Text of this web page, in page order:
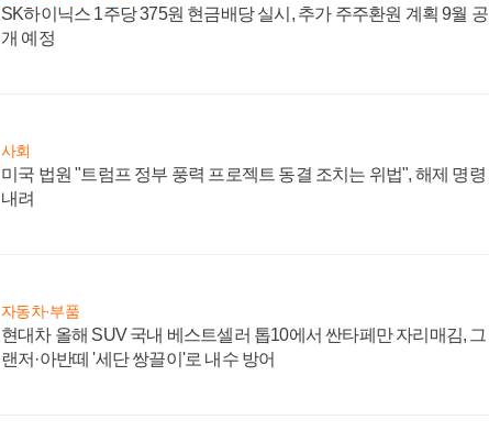
SK하이닉스 1주당 375원 현금배당 실시, 추가 주주환원 계획 9월 공
개 예정
사회
미국 법원 "트럼프 정부 풍력 프로젝트 동결 조치는 위법", 해제 명령
내려
자동차·부품
현대차 올해 SUV 국내 베스트셀러 톱10에서 싼타페만 자리매김, 그
랜저·아반떼 '세단 쌍끌이'로 내수 방어